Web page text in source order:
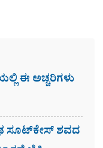
ಈ ಅಚ್ಚರಿಗಳು
ಸೂಟ್​ಕೇಸ್​ ಶವದ